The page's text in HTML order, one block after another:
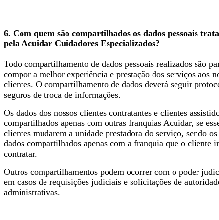
6. Com quem são compartilhados os dados pessoais
pela Acuidar Cuidadores Especializados?
Todo compartilhamento de dados pessoais realizados são
compor a melhor experiência e prestação dos serviços aos
clientes. O compartilhamento de dados deverá seguir
seguros de troca de informações.
Os dados dos nossos clientes contratantes e clientes
compartilhados apenas com outras franquias Acuidar, se
clientes mudarem a unidade prestadora do serviço, sendo os
dados compartilhados apenas com a franquia que o cliente
contratar.
Outros compartilhamentos podem ocorrer com o poder
em casos de requisições judiciais e solicitações de
administrativas.